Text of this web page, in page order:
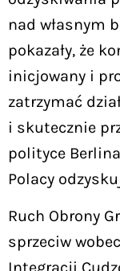
nad własnym
pokazały, że
inicjowany i
zatrzymać
i skutecznie
polityce
Polacy
Ruch Obrony
sprzeciw